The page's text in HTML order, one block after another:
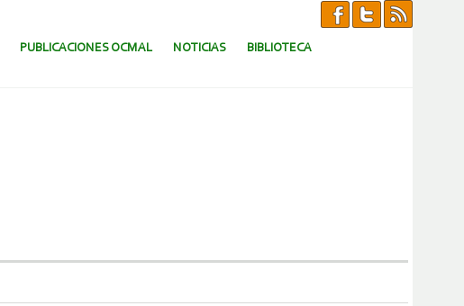
PUBLICACIONES OCMAL NOTICIAS BIBLIOTECA